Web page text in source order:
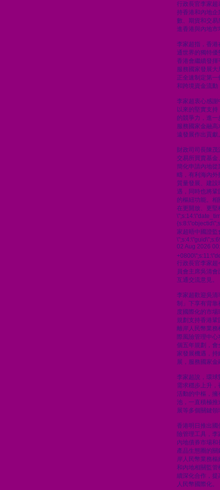
行政長官李家超
持香港和內地企
數、期貨和交
進香港與內地市
李家超指，香港
通世界的獨特優
香港會繼續發揮
服務國家發展
正全速制定第
和跨境資金流動
李家超衷心感謝
以來的堅實支
的競爭力，進
服務國家金融
遠發展作出貢獻
財政司司長陳
交易所買賣基金
簡化申請內地
疇，有利海內外
質量發展、建
遇，同時也將
的樞紐功能。
在更開放、更堅
家超晤中國證監
02 Aug 2026
行政長官李家超
員會主席吳清
互通交流意見。
李家超歡迎吳清
制」下享有背靠
度國際化的市
規劃支持香港
離岸人民幣業務
際風險管理中
個五年規劃，會
家發展機遇，持
展，服務國家
李家超說，環球
需求穩步上升
活動的中樞，擁
池，一直積極推
展等多個關鍵領
香港明日推出國
險管理工具，
內地債券市場
產品生態圈的
岸人民幣業務
和內地相關監管
續深化合作，提
人民幣國際化。